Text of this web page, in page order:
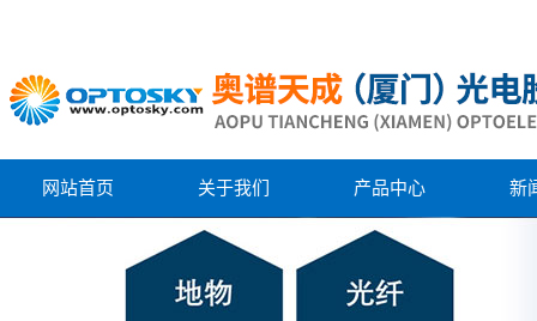
网站首页 关于我们 产品中心 新